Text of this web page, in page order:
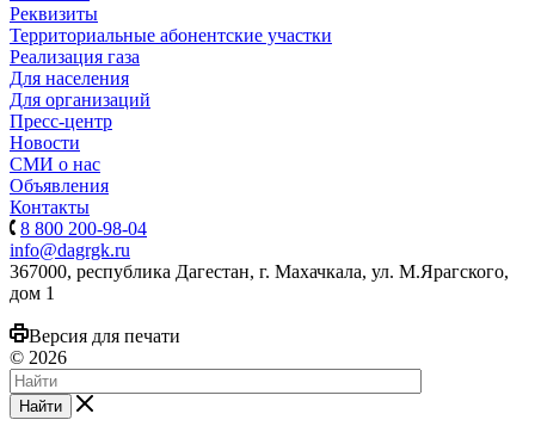
Реквизиты
Территориальные абонентские участки
Реализация газа
Для населения
Для организаций
Пресс-центр
Новости
СМИ о нас
Объявления
Контакты
8 800 200-98-04
info@dagrgk.ru
367000, республика Дагестан, г. Махачкала, ул. М.Ярагского,
дом 1
Версия для печати
© 2026
Найти